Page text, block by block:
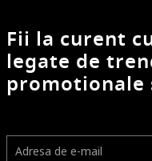
Fii la curent
legate de